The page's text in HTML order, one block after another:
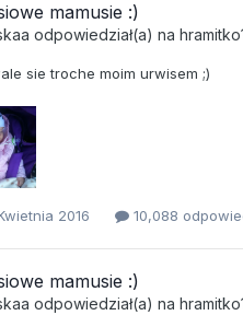
mamusie :)
odpowiedział(a) na
sie troche moim urwisem ;)
2016 10,088
mamusie :)
odpowiedział(a) na